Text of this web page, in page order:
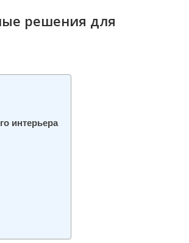
решения для
интерьера